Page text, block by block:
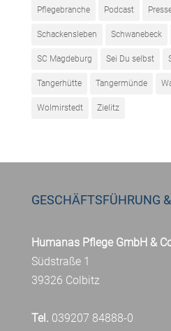
Pflegebranche Podcast
Schackensleben Schwanebeck
SC Magdeburg Sei Du selbst
Tangerhütte Tangermünde
Wolmirstedt Zielitz
GESCHÄFTSFÜHRUNG
Humanas Pflege GmbH &
Südstraße 1
39326 Colbitz
Tel. 039207 84888-0